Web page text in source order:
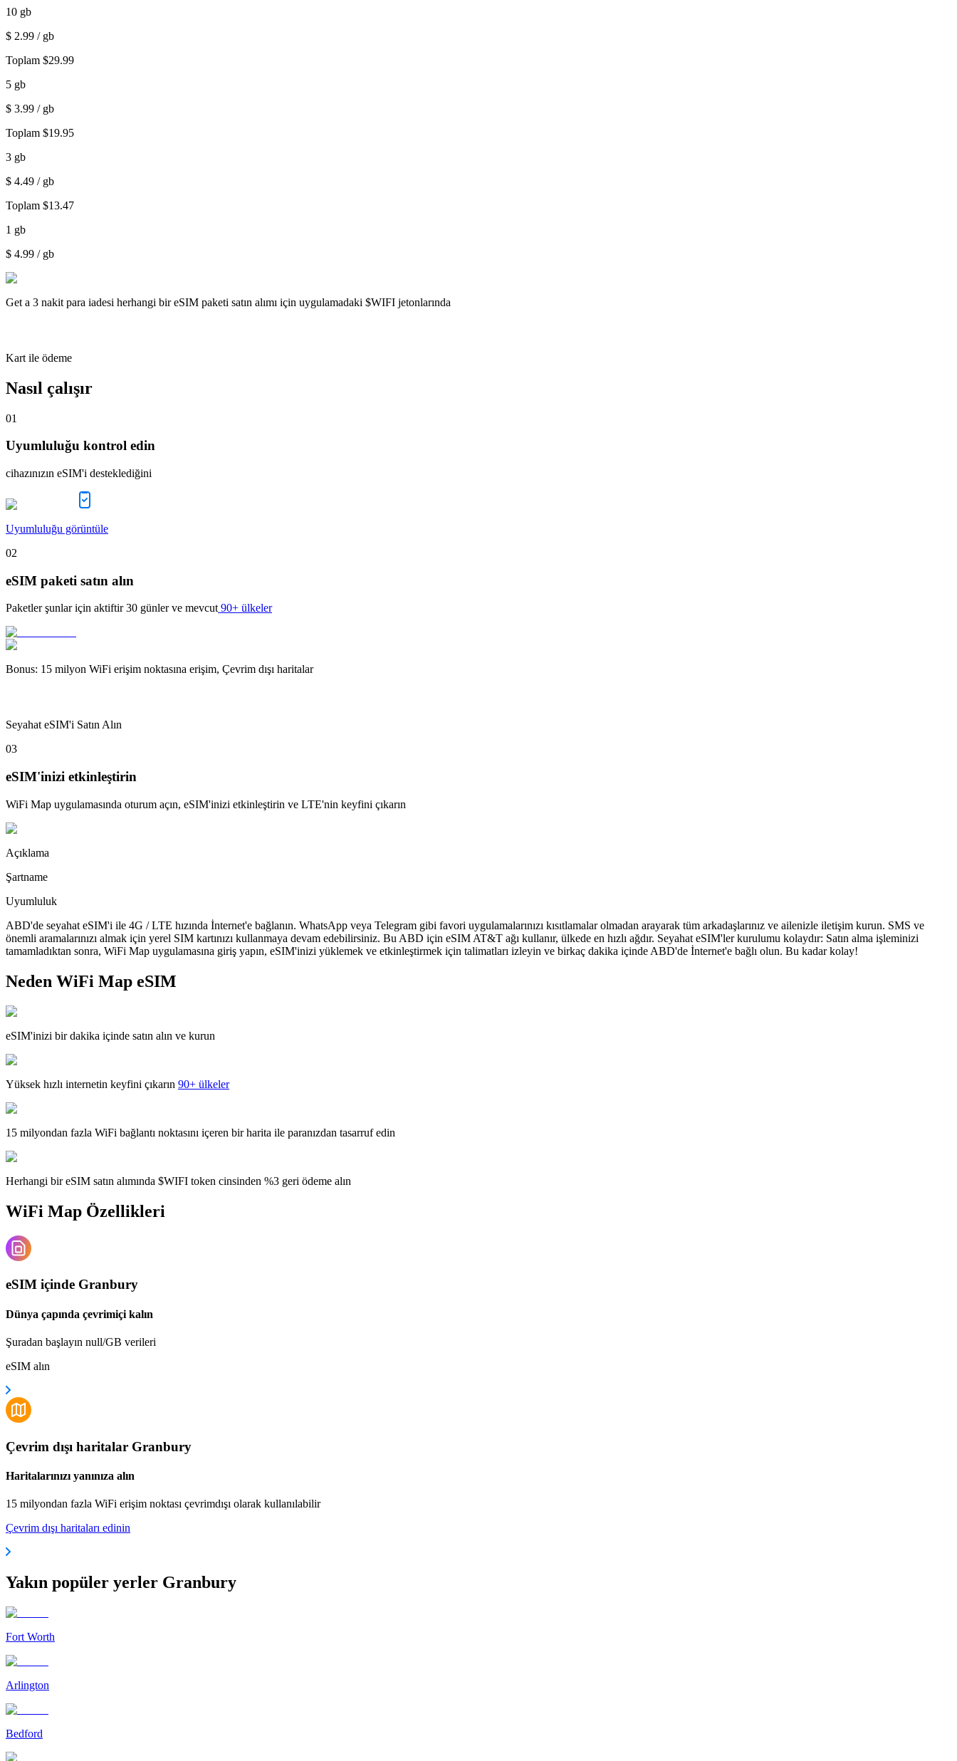
10 gb
$ 2.99 / gb
Toplam $29.99
5 gb
$ 3.99 / gb
Toplam $19.95
3 gb
$ 4.49 / gb
Toplam $13.47
1 gb
$ 4.99 / gb
Get a 3 nakit para iadesi herhangi bir eSIM paketi satın alımı için uygulamadaki $WIFI jetonlarında
Kart ile ödeme
Nasıl çalışır
01
Uyumluluğu kontrol edin
cihazınızın eSIM'i desteklediğini
Uyumluluğu görüntüle
02
eSIM paketi satın alın
Paketler şunlar için aktiftir 30 günler ve mevcut 90+ ülkeler
Bonus: 15 milyon WiFi erişim noktasına erişim, Çevrim dışı haritalar
Seyahat eSIM'i Satın Alın
03
eSIM'inizi etkinleştirin
WiFi Map uygulamasında oturum açın, eSIM'inizi etkinleştirin ve LTE'nin keyfini çıkarın
Açıklama
Şartname
Uyumluluk
ABD'de seyahat eSIM'i ile 4G / LTE hızında İnternet'e bağlanın. WhatsApp veya Telegram gibi favori uygulamalarınızı kısıtlamalar olmadan arayarak tüm arkadaşlarınız ve ailenizle iletişim kurun. SMS ve
önemli aramalarınızı almak için yerel SIM kartınızı kullanmaya devam edebilirsiniz. Bu ABD için eSIM AT&T ağı kullanır, ülkede en hızlı ağdır. Seyahat eSIM'ler kurulumu kolaydır: Satın alma işleminizi
tamamladıktan sonra, WiFi Map uygulamasına giriş yapın, eSIM'inizi yüklemek ve etkinleştirmek için talimatları izleyin ve birkaç dakika içinde ABD'de İnternet'e bağlı olun. Bu kadar kolay!
Neden WiFi Map eSIM
eSIM'inizi bir dakika içinde satın alın ve kurun
Yüksek hızlı internetin keyfini çıkarın 90+ ülkeler
15 milyondan fazla WiFi bağlantı noktasını içeren bir harita ile paranızdan tasarruf edin
Herhangi bir eSIM satın alımında $WIFI token cinsinden %3 geri ödeme alın
WiFi Map Özellikleri
eSIM içinde Granbury
Dünya çapında çevrimiçi kalın
Şuradan başlayın null/GB verileri
eSIM alın
Çevrim dışı haritalar Granbury
Haritalarınızı yanınıza alın
15 milyondan fazla WiFi erişim noktası çevrimdışı olarak kullanılabilir
Çevrim dışı haritaları edinin
Yakın popüler yerler Granbury
Fort Worth
Arlington
Bedford